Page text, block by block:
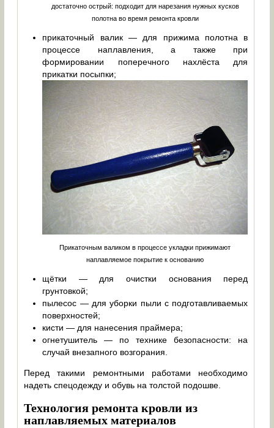
достаточно острый: подходит для нарезания нужных кусков
полотна во время ремонта кровли
прикаточный валик — для прижима полотна в
процессе наплавления, а также при
формировании поперечного нахлёста для
прикатки посыпки;
Прикаточным валиком в процессе укладки прижимают
наплавляемое покрытие к основанию
щётки — для очистки основания перед
грунтовкой;
пылесос — для уборки пыли с подготавливаемых
поверхностей;
кисти — для нанесения праймера;
огнетушитель — по технике безопасности: на
случай внезапного возгорания.
Перед такими ремонтными работами необходимо
надеть спецодежду и обувь на толстой подошве.
Технология ремонта кровли из
наплавляемых материалов